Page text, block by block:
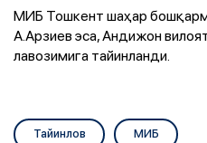
МИБ Тошкент шаҳар
А.Арзиев эса, Андижон
лавозимига тайинланди.
Тайинлов МИБ